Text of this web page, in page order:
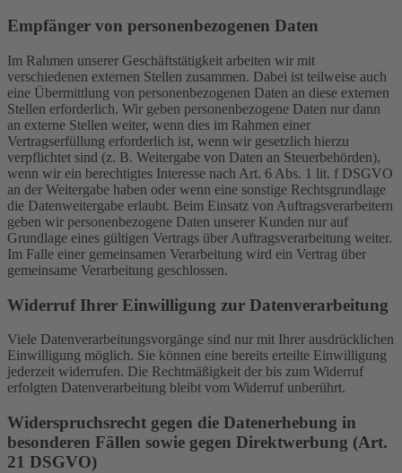
Empfänger von personenbezogenen Daten
Im Rahmen unserer Geschäftstätigkeit arbeiten wir mit
verschiedenen externen Stellen zusammen. Dabei ist teilweise auch
eine Übermittlung von personenbezogenen Daten an diese externen
Stellen erforderlich. Wir geben personenbezogene Daten nur dann
an externe Stellen weiter, wenn dies im Rahmen einer
Vertragserfüllung erforderlich ist, wenn wir gesetzlich hierzu
verpflichtet sind (z. B. Weitergabe von Daten an Steuerbehörden),
wenn wir ein berechtigtes Interesse nach Art. 6 Abs. 1 lit. f DSGVO
an der Weitergabe haben oder wenn eine sonstige Rechtsgrundlage
die Datenweitergabe erlaubt. Beim Einsatz von Auftragsverarbeitern
geben wir personenbezogene Daten unserer Kunden nur auf
Grundlage eines gültigen Vertrags über Auftragsverarbeitung weiter.
Im Falle einer gemeinsamen Verarbeitung wird ein Vertrag über
gemeinsame Verarbeitung geschlossen.
Widerruf Ihrer Einwilligung zur Datenverarbeitung
Viele Datenverarbeitungsvorgänge sind nur mit Ihrer ausdrücklichen
Einwilligung möglich. Sie können eine bereits erteilte Einwilligung
jederzeit widerrufen. Die Rechtmäßigkeit der bis zum Widerruf
erfolgten Datenverarbeitung bleibt vom Widerruf unberührt.
Widerspruchsrecht gegen die Datenerhebung in
besonderen Fällen sowie gegen Direktwerbung (Art.
21 DSGVO)